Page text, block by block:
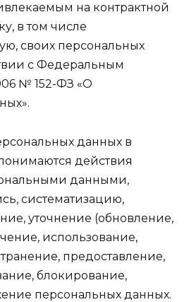
на контрактной
в том числе
своих персональных
с Федеральным
№ 152-ФЗ «О
данных в
действия
данными,
систематизацию,
уточнение (обновление,
использование,
предоставление,
блокирование,
персональных данных.